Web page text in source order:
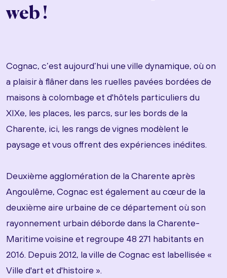
web !
Cognac, c’est aujourd’hui une ville dynamique, où on
a plaisir à flâner dans les ruelles pavées bordées de
maisons à colombage et d'hôtels particuliers du
XIXe, les places, les parcs, sur les bords de la
Charente, ici, les rangs de vignes modèlent le
paysage et vous offrent des expériences inédites.
Deuxième agglomération de la Charente après
Angoulême, Cognac est également au cœur de la
deuxième aire urbaine de ce département où son
rayonnement urbain déborde dans la Charente-
Maritime voisine et regroupe 48 271 habitants en
2016. Depuis 2012, la ville de Cognac est labellisée «
Ville d'art et d'histoire ».